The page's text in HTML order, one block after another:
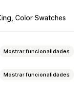
Color Swatches
Mostrar funcionalidades
Mostrar funcionalidades